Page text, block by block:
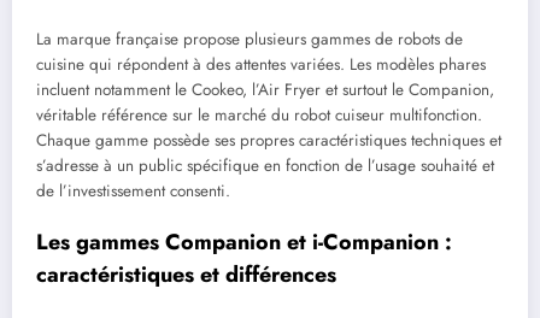
La marque française propose plusieurs gammes de robots de
cuisine qui répondent à des attentes variées. Les modèles phares
incluent notamment le Cookeo, l’Air Fryer et surtout le Companion,
véritable référence sur le marché du robot cuiseur multifonction.
Chaque gamme possède ses propres caractéristiques techniques et
s’adresse à un public spécifique en fonction de l’usage souhaité et
de l’investissement consenti.
Les gammes Companion et i-Companion :
caractéristiques et différences